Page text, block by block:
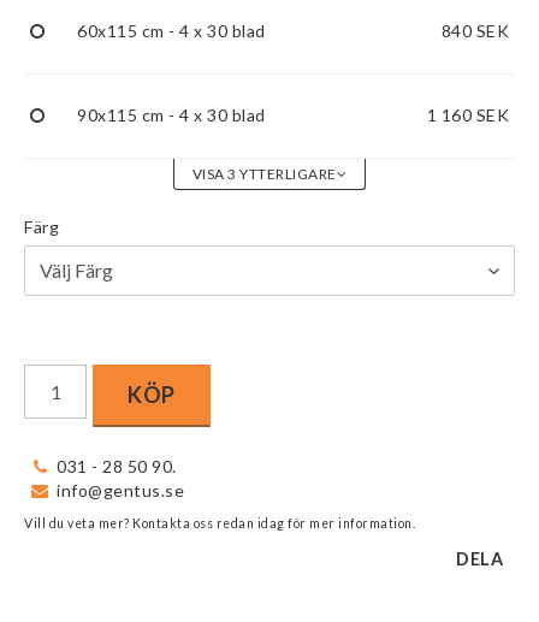
60x115 cm - 4 x 30 blad 840 SEK
90x115 cm - 4 x 30 blad 1 160 SEK
VISA 3 YTTERLIGARE
Färg
KÖP
031 - 28 50 90.
info@gentus.se
Vill du veta mer? Kontakta oss redan idag för mer information.
DELA